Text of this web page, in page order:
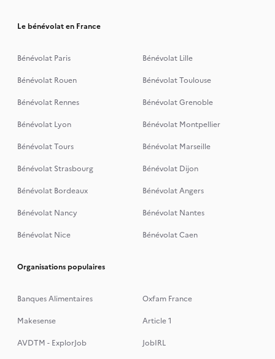
Le bénévolat en France
Bénévolat Paris
Bénévolat Lille
Bénévolat Rouen
Bénévolat Toulouse
Bénévolat Rennes
Bénévolat Grenoble
Bénévolat Lyon
Bénévolat Montpellier
Bénévolat Tours
Bénévolat Marseille
Bénévolat Strasbourg
Bénévolat Dijon
Bénévolat Bordeaux
Bénévolat Angers
Bénévolat Nancy
Bénévolat Nantes
Bénévolat Nice
Bénévolat Caen
Organisations populaires
Banques Alimentaires
Oxfam France
Makesense
Article 1
AVDTM - ExplorJob
JobIRL